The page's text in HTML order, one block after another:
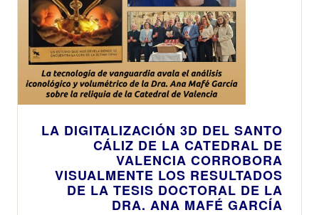
LA DIGITALIZACIÓN 3D DEL SANTO
CÁLIZ DE LA CATEDRAL DE
VALENCIA CORROBORA
VISUALMENTE LOS RESULTADOS
DE LA TESIS DOCTORAL DE LA
DRA. ANA MAFÉ GARCÍA